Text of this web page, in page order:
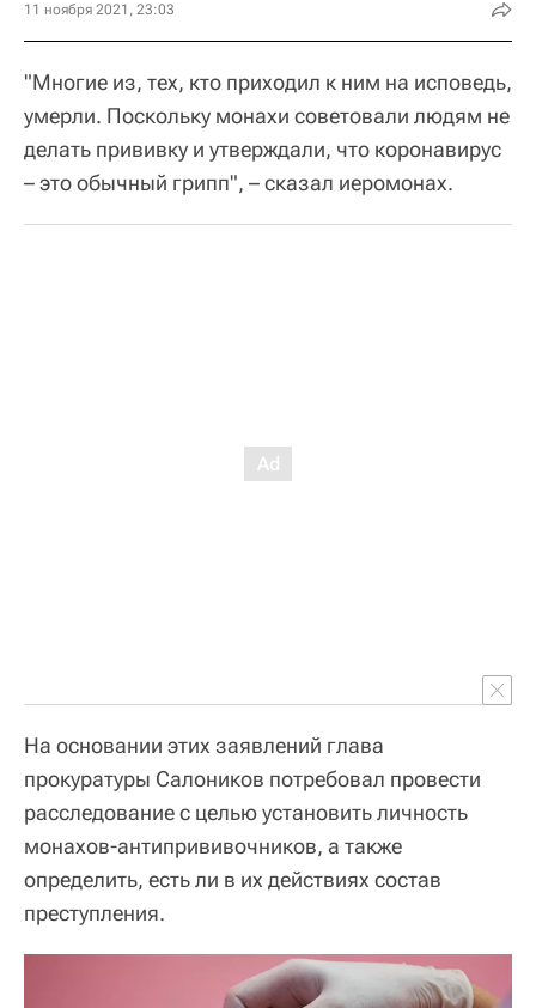
11 ноября 2021, 23:03
"Многие из, тех, кто приходил к ним на исповедь,
умерли. Поскольку монахи советовали людям не
делать прививку и утверждали, что коронавирус
– это обычный грипп", – сказал иеромонах.
На основании этих заявлений глава
прокуратуры Салоников потребовал провести
расследование с целью установить личность
монахов-антипрививочников, а также
определить, есть ли в их действиях состав
преступления.